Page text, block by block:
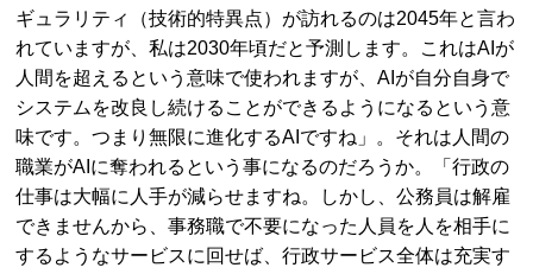
ギュラリティ（技術的特異点）が訪れるのは2045年と言わ
れていますが、私は2030年頃だと予測します。これはAIが
人間を超えるという意味で使われますが、AIが自分自身で
システムを改良し続けることができるようになるという意
味です。つまり無限に進化するAIですね」。それは人間の
職業がAIに奪われるという事になるのだろうか。「行政の
仕事は大幅に人手が減らせますね。しかし、公務員は解雇
できませんから、事務職で不要になった人員を人を相手に
するようなサービスに回せば、行政サービス全体は充実す